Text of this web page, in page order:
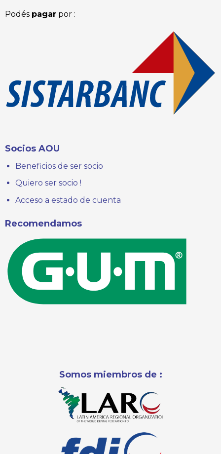
Podés pagarpor :
Socios AOU
Beneficios de ser socio
Quiero ser socio !
Acceso a estado de cuenta
Recomendamos
Somos miembros de :